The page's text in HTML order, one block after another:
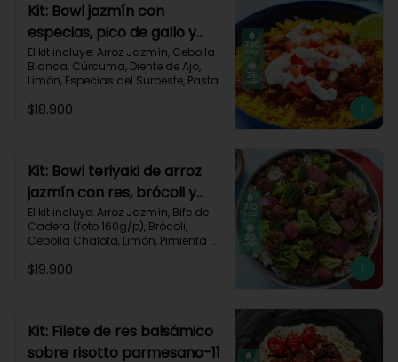
Kit: Bowl jazmín con
especias, pico de gallo y
crema de limón-82
El kit incluye: Arroz Jazmín, Cebolla
Blanca, Cúrcuma, Diente de Ajo,
Limón, Especias del Suroeste, Pasta
Sour Cream, Tomate, Receta
Grasas 32g | Proteínas 28g
$18.900
Kit: Bowl teriyaki de arroz
jazmín con res, brócoli y
cebolla-114
El kit incluye: Arroz Jazmín, Bife de
Cadera (foto 160g/p), Brócoli,
Cebolla Chalota, Limón, Pimienta
Impresa.
$19.900
Kit: Filete de res balsámico
sobre risotto parmesano-11